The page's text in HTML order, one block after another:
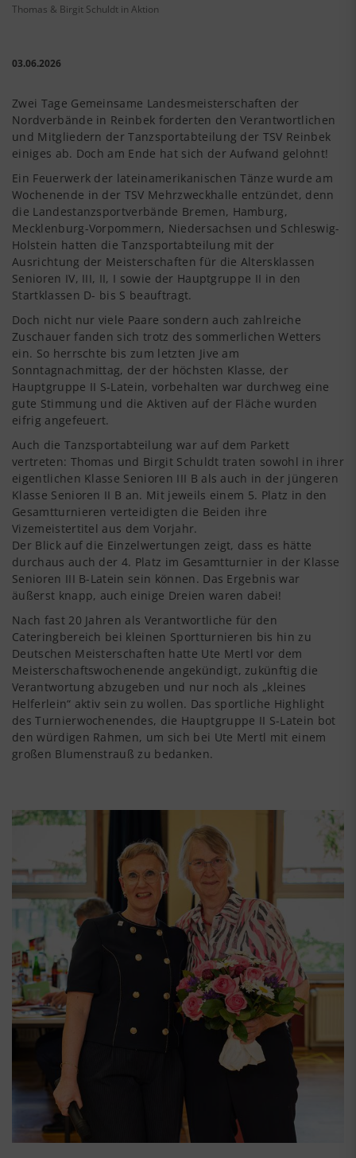
Thomas & Birgit Schuldt in Aktion
03.06.2026
Zwei Tage Gemeinsame Landesmeisterschaften der
Nordverbände in Reinbek forderten den Verantwortlichen
und Mitgliedern der Tanzsportabteilung der TSV Reinbek
einiges ab. Doch am Ende hat sich der Aufwand gelohnt!
Ein Feuerwerk der lateinamerikanischen Tänze wurde am
Wochenende in der TSV Mehrzweckhalle entzündet, denn
die Landestanzsportverbände Bremen, Hamburg,
Mecklenburg-Vorpommern, Niedersachsen und Schleswig-
Holstein hatten die Tanzsportabteilung mit der
Ausrichtung der Meisterschaften für die Altersklassen
Senioren IV, III, II, I sowie der Hauptgruppe II in den
Startklassen D- bis S beauftragt.
Doch nicht nur viele Paare sondern auch zahlreiche
Zuschauer fanden sich trotz des sommerlichen Wetters
ein. So herrschte bis zum letzten Jive am
Sonntagnachmittag, der der höchsten Klasse, der
Hauptgruppe II S-Latein, vorbehalten war durchweg eine
gute Stimmung und die Aktiven auf der Fläche wurden
eifrig angefeuert.
Auch die Tanzsportabteilung war auf dem Parkett
vertreten: Thomas und Birgit Schuldt traten sowohl in ihrer
eigentlichen Klasse Senioren III B als auch in der jüngeren
Klasse Senioren II B an. Mit jeweils einem 5. Platz in den
Gesamtturnieren verteidigten die Beiden ihre
Vizemeistertitel aus dem Vorjahr.
Der Blick auf die Einzelwertungen zeigt, dass es hätte
durchaus auch der 4. Platz im Gesamtturnier in der Klasse
Senioren III B-Latein sein können. Das Ergebnis war
äußerst knapp, auch einige Dreien waren dabei!
Nach fast 20 Jahren als Verantwortliche für den
Cateringbereich bei kleinen Sportturnieren bis hin zu
Deutschen Meisterschaften hatte Ute Mertl vor dem
Meisterschaftswochenende angekündigt, zukünftig die
Verantwortung abzugeben und nur noch als „kleines
Helferlein“ aktiv sein zu wollen. Das sportliche Highlight
des Turnierwochenendes, die Hauptgruppe II S-Latein bot
den würdigen Rahmen, um sich bei Ute Mertl mit einem
großen Blumenstrauß zu bedanken.